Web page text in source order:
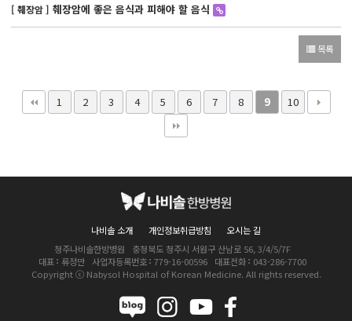
[ 췌장암 ] 췌장암에 좋은 음식과 피해야 할 음식
목록
1 2 3 4 5 6 7 8 9 10
나비솔 소개 개인정보취급방침
오시는 길
청주나비솔한방병원
충청북도 청주시 서원구 산남로 56, 3/4/5/7F
대표 류정만 사업자등록번호 779-16-00596 대표전화
043-286-7700
Copyright ⓒ Nabysol Hospital of Korean Medicine. All rights reserved.